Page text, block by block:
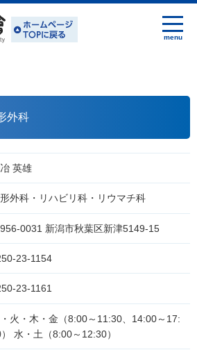
外科
英雄
外科・リハビリ科・リウマチ科
0031 新潟市秋葉区新津5149-15
23-1154
23-1161
・火・木・金（8:00～11:30、14:00～17:
水・土（8:00～12:30）